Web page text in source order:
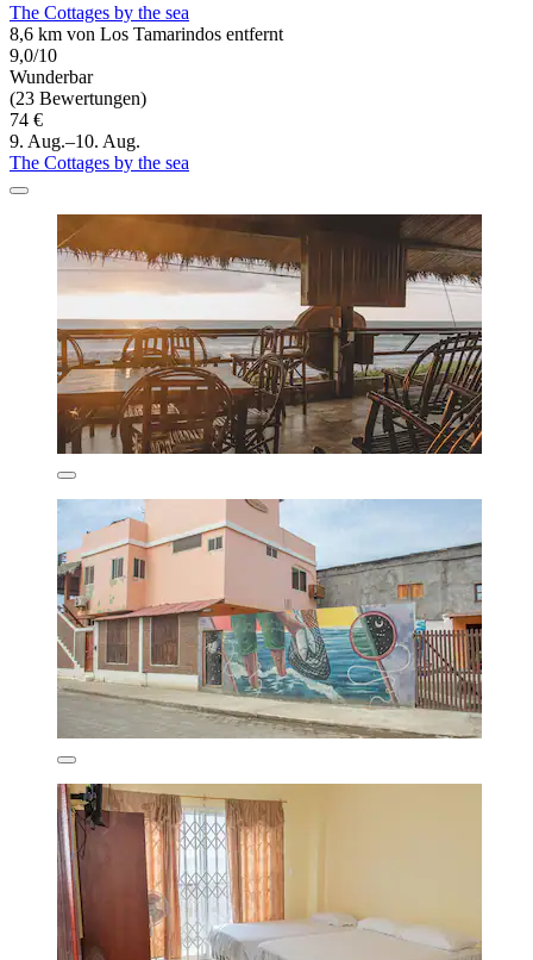
The Cottages by the sea
8,6 km von Los Tamarindos entfernt
9,0/10
Wunderbar
(23 Bewertungen)
74 €
9. Aug.–10. Aug.
The Cottages by the sea